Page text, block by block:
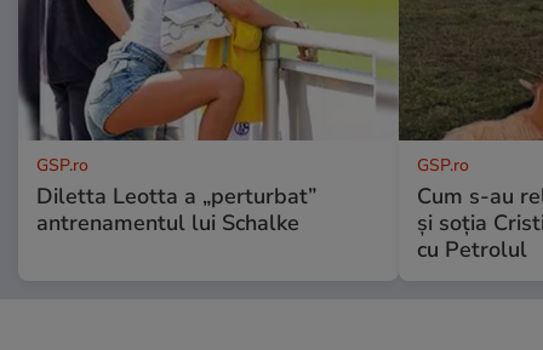
GSP.ro
Diletta Leotta a „perturbat”
antrenamentul lui Schalke
GSP.ro
Cum s-au
și soția
cu Petrolul